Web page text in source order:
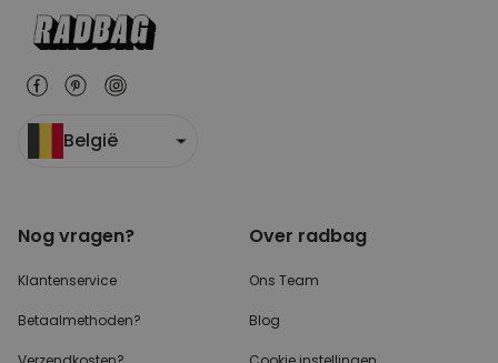
België
Nog vragen?
Klantenservice
Betaalmethoden?
Over radbag
Ons Team
Blog